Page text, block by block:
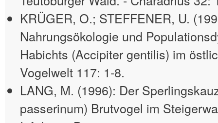
KRÜGER, O.; STEFFENER, U.
Nahrungsökologie und
Habichts (Accipiter gentilis) im
Vogelwelt 117: 1-8.
LANG, M. (1996): Der
passerinum) Brutvogel im